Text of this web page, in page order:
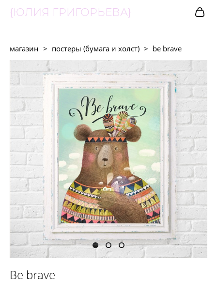
{ЮЛИЯ ГРИГОРЬЕВА}
магазин > постеры (бумага и холст) > be brave
Be brave